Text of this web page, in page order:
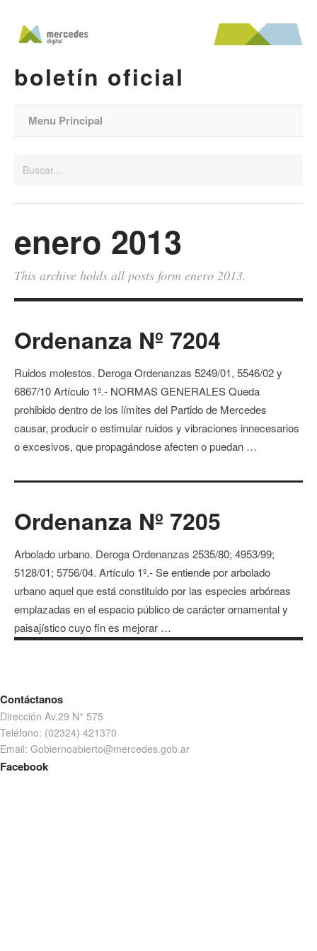
boletín oficial
Menu Principal
enero 2013
This archive holds all posts form enero 2013.
Ordenanza Nº 7204
Ruidos molestos. Deroga Ordenanzas 5249/01, 5546/02 y
6867/10 Artículo 1º.- NORMAS GENERALES Queda
prohibido dentro de los límites del Partido de Mercedes
causar, producir o estimular ruidos y vibraciones innecesarios
o excesivos, que propagándose afecten o puedan …
Ordenanza Nº 7205
Arbolado urbano. Deroga Ordenanzas 2535/80; 4953/99;
5128/01; 5756/04. Artículo 1º.- Se entiende por arbolado
urbano aquel que está constituido por las especies arbóreas
emplazadas en el espacio público de carácter ornamental y
paisajístico cuyo fin es mejorar …
Contáctanos
Dirección Av.29 N° 575
Teléfono: (02324) 421370
Email: Gobiernoabierto@mercedes.gob.ar
Facebook